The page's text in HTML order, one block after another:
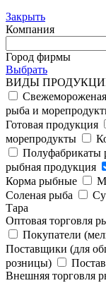
Закрыть
Компания
Город фирмы
Выбрать
ВИДЫ
рыба и
Готовая продукция
морепродукты
Полуфабрикаты
рыбная продукция
Корма рыбные
Соленая рыба
Тара
Оптовая торговля
Покупатели
Поставщики (для
розницы)
Внешняя торговля